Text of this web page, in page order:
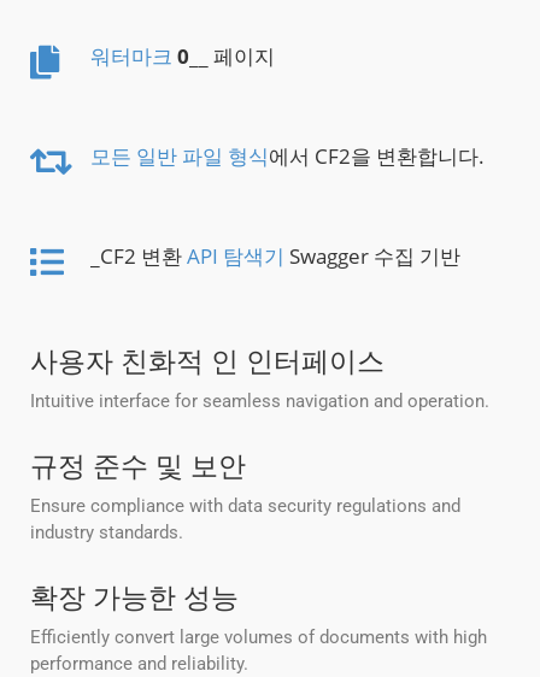
워터마크 0 __ 페이지
모든 일반 파일 형식에서 CF2을 변환합니다.
_CF2 변환API 탐색기 Swagger 수집 기반
사용자 친화적 인 인터페이스
Intuitive interface for seamless navigation and operation.
규정 준수 및 보안
Ensure compliance with data security regulations and
industry standards.
확장 가능한 성능
Efficiently convert large volumes of documents with high
performance and reliability.